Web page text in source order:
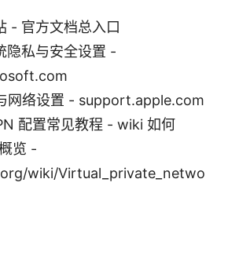
- 官方文档总入口
隐私与安全设置 -
网络设置 - support.apple.com
配置常见教程 - wiki 如何
览 -
wiki/Virtual_private_netwo